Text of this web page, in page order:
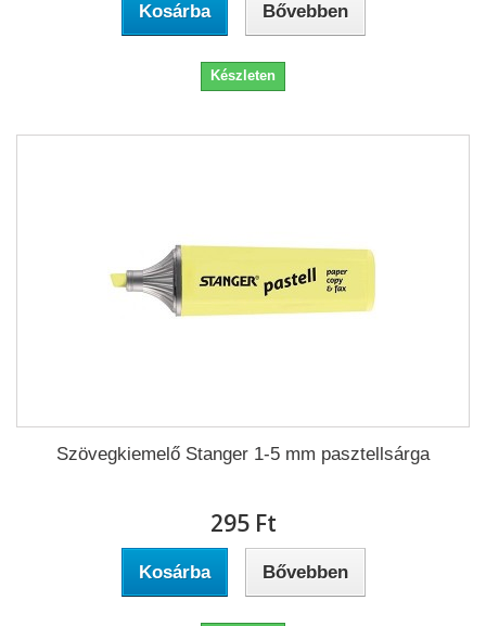
Kosárba Bővebben
Készleten
Szövegkiemelő Stanger 1-5 mm pasztellsárga
295 Ft‎
Kosárba Bővebben